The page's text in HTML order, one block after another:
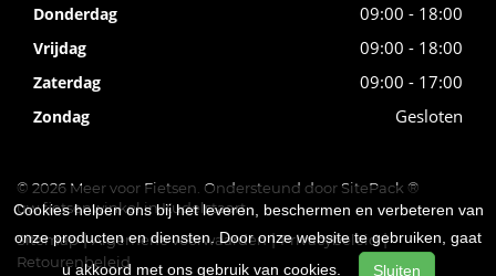
Donderdag 09:00 - 18:00
Vrijdag 09:00 - 18:00
Zaterdag 09:00 - 17:00
Zondag Gesloten
© 2026 Meer voor Fietsen. Ondersteund door SitePack ®
uw fietsenwinkel in Kudelstaart
Sitemap
Algemene voorwaarden
Privacybeleid
Retourenbeleid
Cookies helpen ons bij het leveren, beschermen en verbeteren van
onze producten en diensten. Door onze website te gebruiken, gaat
u akkoord met ons gebruik van cookies.
Sluiten